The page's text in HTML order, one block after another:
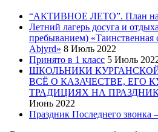
“АКТИВНОЕ ЛЕТО”. План на
Летний лагерь досуга и
пребыванием) «Таинственная
Abjyrd» 8 Июль 2022
Принято в 1 класс 5 Июль
ШКОЛЬНИКИ
ВСЁ О КАЗАЧЕСТВЕ, ЕГО
ТРАДИЦИЯХ НА
Июнь 2022
Праздник Последнего звонка